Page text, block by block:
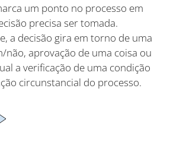
um ponto no processo em
precisa ser tomada.
a decisão gira em torno de uma
não, aprovação de uma coisa ou
a verificação de uma condição
circunstancial do processo.